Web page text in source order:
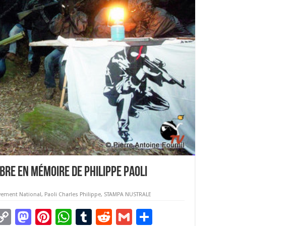
en mémoire de Philippe Paoli
National, Paoli Charles Philippe, STAMPA NUSTRALE
C M Pi W T R G P